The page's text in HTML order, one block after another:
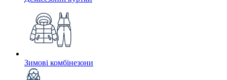
Зимові комбінезони